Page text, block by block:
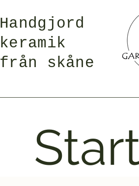
Handgjord
keramik
från skåne